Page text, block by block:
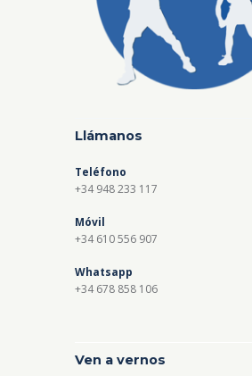
Llámanos
Teléfono
+34 948 233 117
Móvil
+34 610 556 907
Whatsapp
+34 678 858 106
Ven a vernos